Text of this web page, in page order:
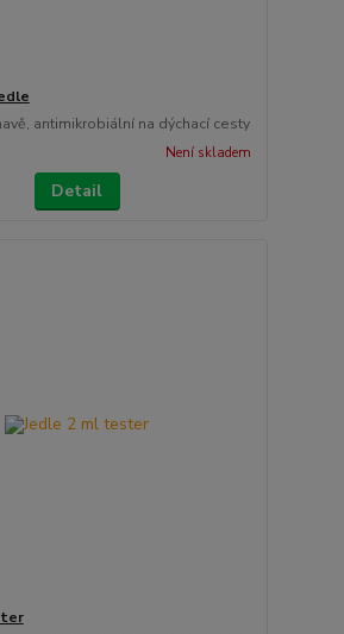
antimikrobiální na dýchací cesty
Není skladem
Detail